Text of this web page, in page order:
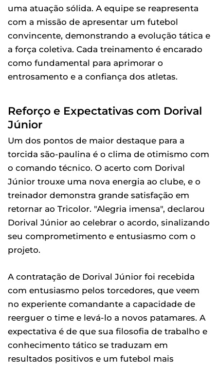
uma atuação sólida. A equipe se reapresenta
com a missão de apresentar um futebol
convincente, demonstrando a evolução tática e
a força coletiva. Cada treinamento é encarado
como fundamental para aprimorar o
entrosamento e a confiança dos atletas.
Reforço e Expectativas com Dorival
Júnior
Um dos pontos de maior destaque para a
torcida são-paulina é o clima de otimismo com
o comando técnico. O acerto com Dorival
Júnior trouxe uma nova energia ao clube, e o
treinador demonstra grande satisfação em
retornar ao Tricolor. "Alegria imensa", declarou
Dorival Júnior ao celebrar o acordo, sinalizando
seu comprometimento e entusiasmo com o
projeto.
A contratação de Dorival Júnior foi recebida
com entusiasmo pelos torcedores, que veem
no experiente comandante a capacidade de
reerguer o time e levá-lo a novos patamares. A
expectativa é de que sua filosofia de trabalho e
conhecimento tático se traduzam em
resultados positivos e um futebol mais